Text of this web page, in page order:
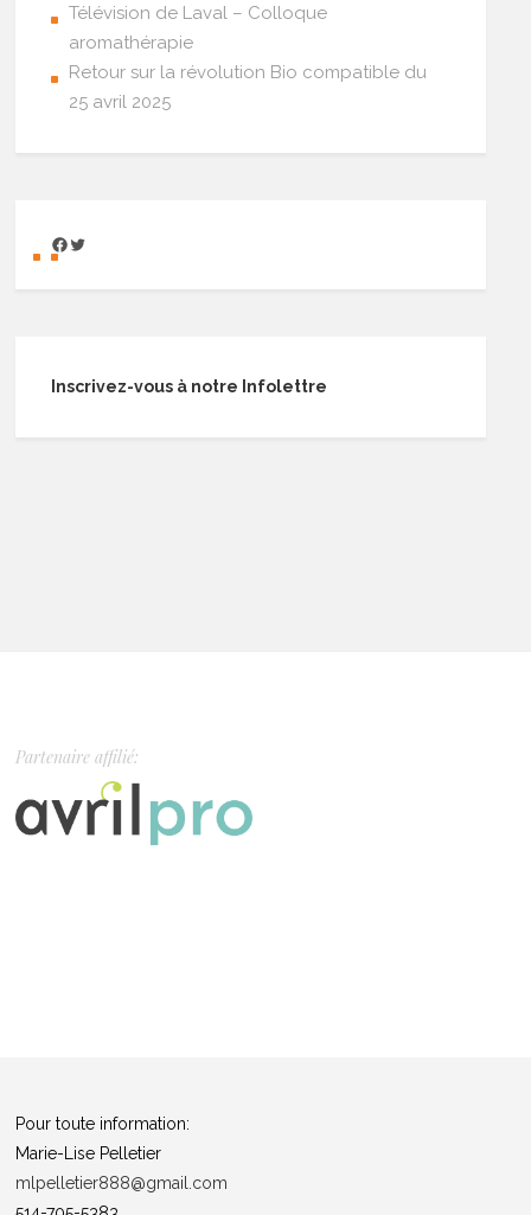
Télévision de Laval – Colloque
aromathérapie
Retour sur la révolution Bio compatible du
25 avril 2025
Inscrivez-vous à notre Infolettre
Partenaire affilié:
Pour toute information:
Marie-Lise Pelletier
mlpelletier888@gmail.com